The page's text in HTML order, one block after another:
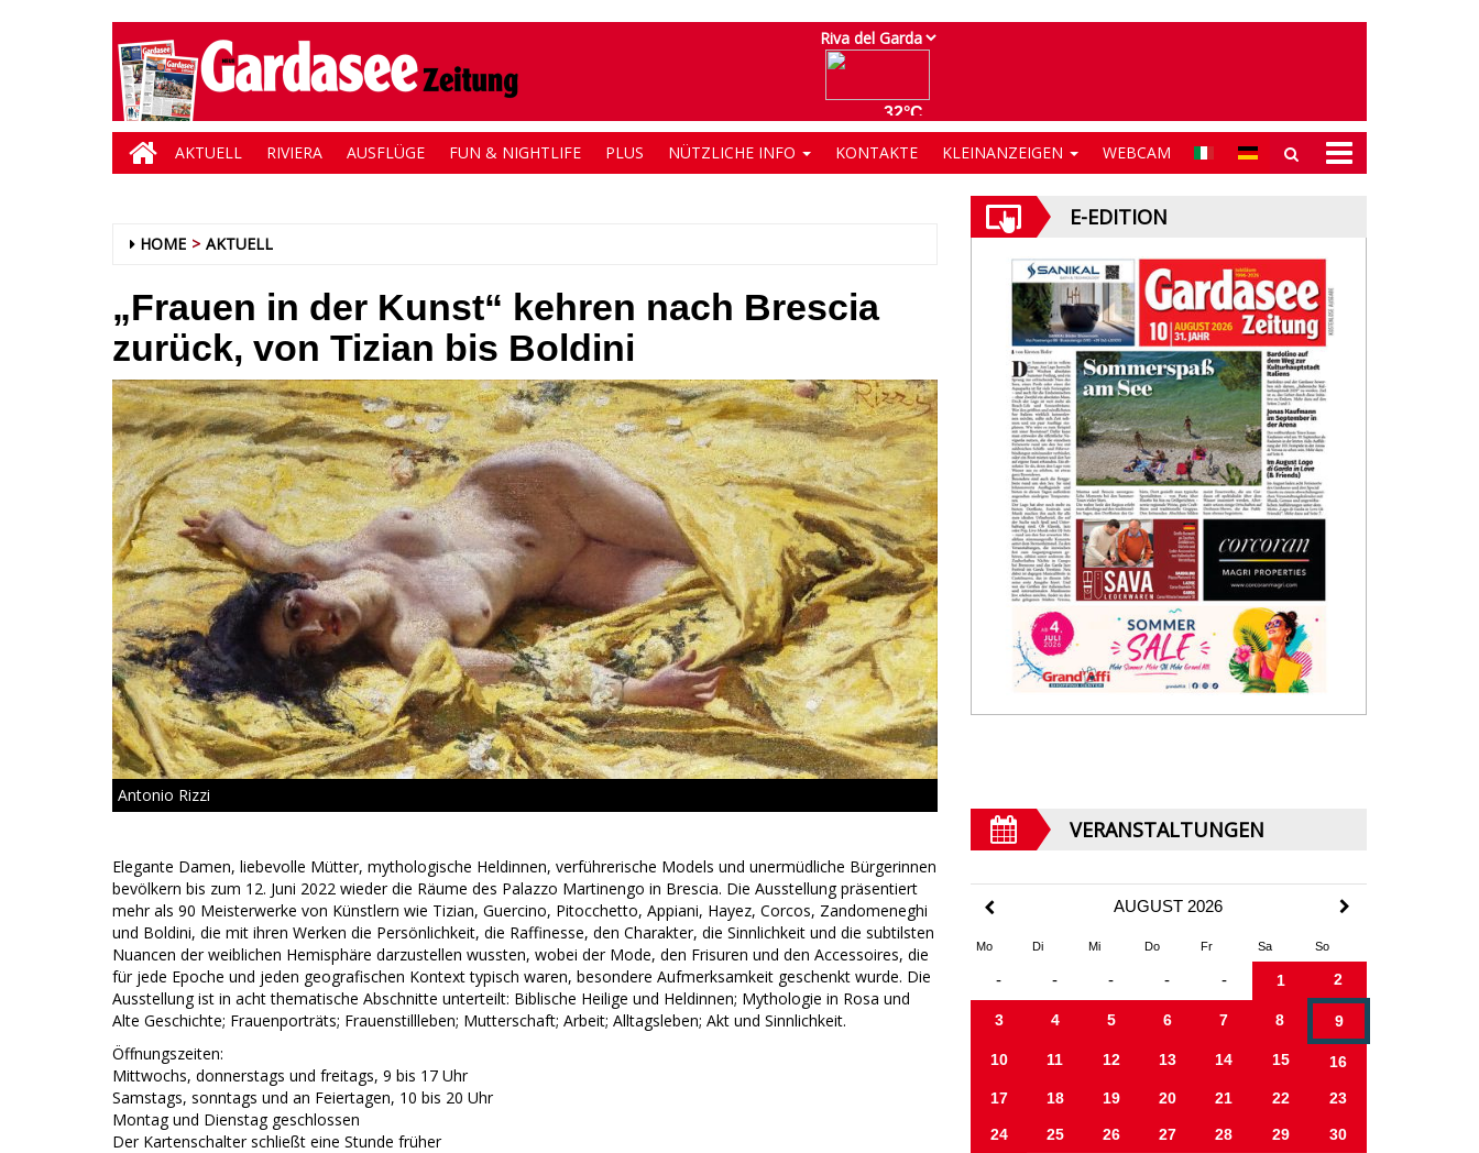
AKTUELL RIVIERA AUSFLÜGE FUN & NIGHTLIFE PLUS NÜTZLICHE INFO KONTAKTE KLEINANZEIGEN WEBCAM
HOME AKTUELL
„Frauen in der Kunst“ kehren nach Brescia
zurück, von Tizian bis Boldini
Antonio Rizzi
Elegante Damen, liebevolle Mütter, mythologische Heldinnen, verführerische Models und unermüdliche Bürgerinnen
bevölkern bis zum 12. Juni 2022 wieder die Räume des Palazzo Martinengo in Brescia. Die Ausstellung präsentiert
mehr als 90 Meisterwerke von Künstlern wie Tizian, Guercino, Pitocchetto, Appiani, Hayez, Corcos, Zandomeneghi
und Boldini, die mit ihren Werken die Persönlichkeit, die Raffinesse, den Charakter, die Sinnlichkeit und die subtilsten
Nuancen der weiblichen Hemisphäre darzustellen wussten, wobei der Mode, den Frisuren und den Accessoires, die
für jede Epoche und jeden geografischen Kontext typisch waren, besondere Aufmerksamkeit geschenkt wurde. Die
Ausstellung ist in acht thematische Abschnitte unterteilt: Biblische Heilige und Heldinnen; Mythologie in Rosa und
Alte Geschichte; Frauenporträts; Frauenstillleben; Mutterschaft; Arbeit; Alltagsleben; Akt und Sinnlichkeit.
Öffnungszeiten:
Mittwochs, donnerstags und freitags, 9 bis 17 Uhr
Samstags, sonntags und an Feiertagen, 10 bis 20 Uhr
Montag und Dienstag geschlossen
Der Kartenschalter schließt eine Stunde früher
E-EDITION
VERANSTALTUNGEN
AUGUST 2026
Mo Di Mi Do Fr Sa So
- - - - - 1 2
3 4 5 6 7 8 9
10 11 12 13 14 15 16
17 18 19 20 21 22 23
24 25 26 27 28 29 30